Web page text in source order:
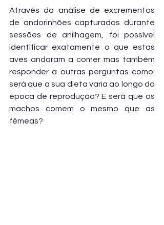
Através da análise de excrementos
de andorinhões capturados durante
sessões de anilhagem, foi possível
identificar exatamente o que estas
aves andaram a comer mas também
responder a outras perguntas como:
será que a sua dieta varia ao longo da
época de reprodução? E será que os
machos comem o mesmo que as
fêmeas?